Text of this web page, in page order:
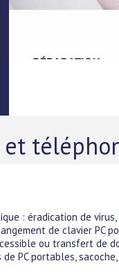
: éradication de
de clavier PC
ou transfert de
PC portables,